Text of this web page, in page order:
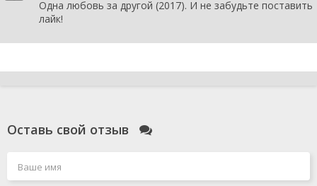
Одна любовь за другой (2017). И не забудьте поставить
лайк!
Оставь свой отзыв